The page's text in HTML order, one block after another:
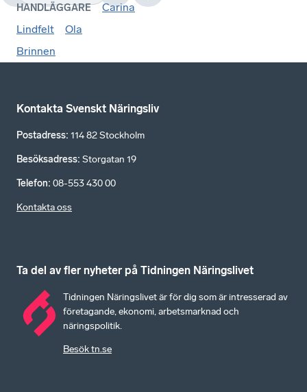
HANDLÄGGARE
Carina
Lindfelt
Ola
Brinnen
Kontakta Svenskt Näringsliv
Postadress: 114 82 Stockholm
Besöksadress: Storgatan 19
Telefon: 08-553 430 00
Kontakta oss
Ta del av fler nyheter på Tidningen Näringslivet
Tidningen Näringslivet är för dig som är intresserad av
företagande, ekonomi, arbetsmarknad och
näringspolitik.
Besök tn.se